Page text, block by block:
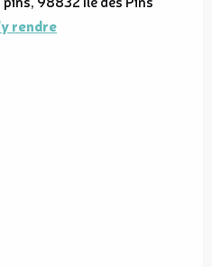
rendre